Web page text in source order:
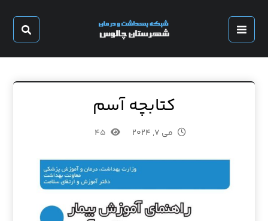
کتابچه آسم
می ۷, ۲۰۲۴ ۴۵